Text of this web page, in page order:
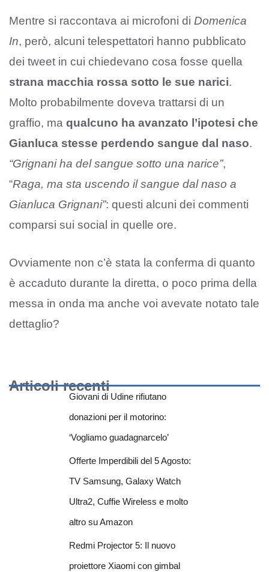
Mentre si raccontava ai microfoni di Domenica
In, però, alcuni telespettatori hanno pubblicato
dei tweet in cui chiedevano cosa fosse quella
strana macchia rossa sotto le sue narici.
Molto probabilmente doveva trattarsi di un
graffio, ma qualcuno ha avanzato l’ipotesi che
Gianluca stesse perdendo sangue dal naso.
“Grignani ha del sangue sotto una narice”,
“Raga, ma sta uscendo il sangue dal naso a
Gianluca Grignani”: questi alcuni dei commenti
comparsi sui social in quelle ore.
Ovviamente non c’è stata la conferma di quanto
è accaduto durante la diretta, o poco prima della
messa in onda ma anche voi avevate notato tale
dettaglio?
Articoli recenti
Giovani di Udine rifiutano
donazioni per il motorino:
‘Vogliamo guadagnarcelo’
Offerte Imperdibili del 5 Agosto:
TV Samsung, Galaxy Watch
Ultra2, Cuffie Wireless e molto
altro su Amazon
Redmi Projector 5: Il nuovo
proiettore Xiaomi con gimbal